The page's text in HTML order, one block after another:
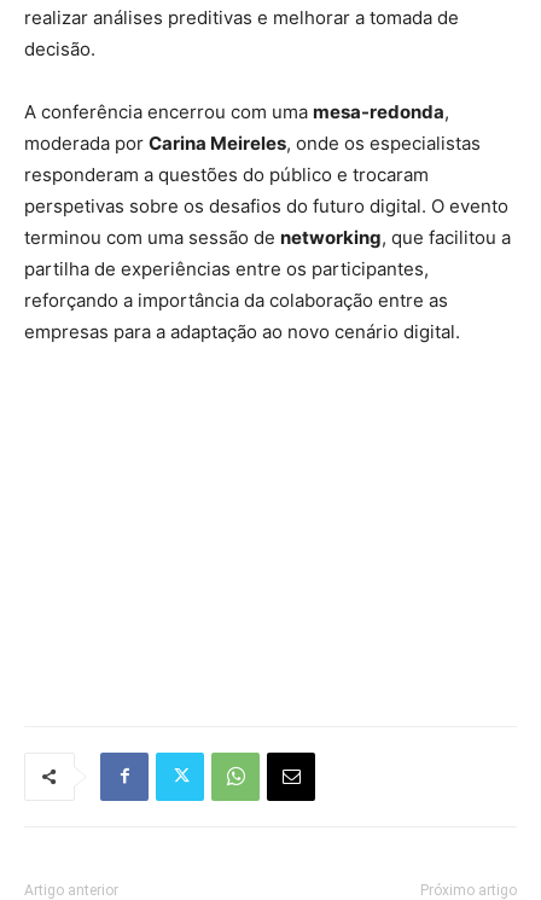
realizar análises preditivas e melhorar a tomada de
decisão.
A conferência encerrou com uma mesa-redonda,
moderada por Carina Meireles, onde os especialistas
responderam a questões do público e trocaram
perspetivas sobre os desafios do futuro digital. O evento
terminou com uma sessão de networking, que facilitou a
partilha de experiências entre os participantes,
reforçando a importância da colaboração entre as
empresas para a adaptação ao novo cenário digital.
Artigo anterior Próximo artigo